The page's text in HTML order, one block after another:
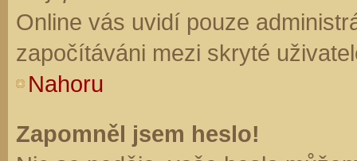
Online vás uvidí pouze
započítáváni mezi skryté
Nahoru
Zapomněl jsem heslo!